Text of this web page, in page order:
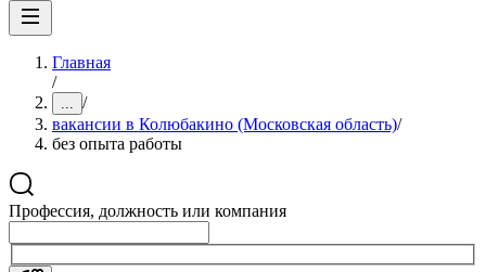
Главная
/
... /
вакансии в Колюбакино (Московская область)/
без опыта работы
Профессия, должность или компания